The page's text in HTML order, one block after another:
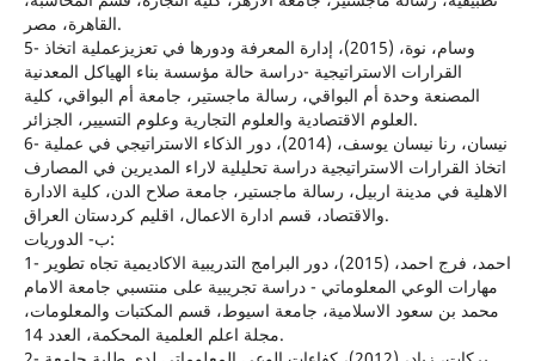
القاهرة، مصر.
5- وسام، نوة، (2015)، إدارة المعرفة ودورها في تعزيزعملية اتخاذ
القرارات الاستراتيجية -دراسة حالة مؤسسة بناء الهياكل المعدنية
المصنعة وحدة أم البواقي، رسالة ماجستير، جامعة أم البواقي، كلية
العلوم الاقتصادية والعلوم التجارية وعلوم التسيير، الجزائر.
6- نيسان، رنا نيسان يوسف، (2014)، دور الذكاء الاستراتيجي في عملية
اتخاذ القرارات الاستراتيجية دراسة تحليلية لاراء المديرين في المصارف
الاهلية في مدينة اربيل، رسالة ماجستير، جامعة صلاح الدن، كلية الادارة
والاقتصاد، قسم ادارة الاعمال، اقليم كردستان العراق.
ب‌- الدوريات:
1- احمد، فرج احمد، (2015)، دور البرامج التدريبية الاكاديمية تجاه تطوير
مهارات الوعي المعلوماتي - دراسة تجريبية على منتسبي جامعة الامام
محمد بن سعود الاسلامية، جامعة اسيوط، قسم المكتبات والمعلومات،
مجلة اعلم العلمية المحكمة، العدد 14.